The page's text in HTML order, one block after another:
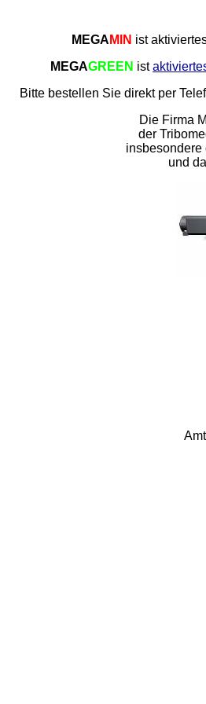
MEGA MIN ist
MEGAGREEN ist
Bitte bestellen Sie direkt per
Die Firma
der
insbesondere
und